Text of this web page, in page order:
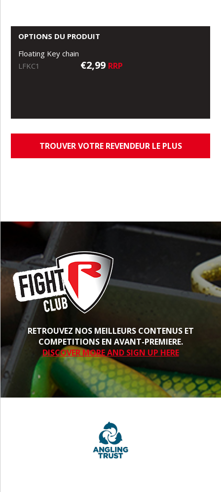
OPTIONS DU PRODUIT
Floating Key chain
LFKC1
€2,99 RRP
TROUVER VOTRE REVENDEUR LE PLUS
RETROUVEZ NOS MEILLEURS CONTENUS ET
COMPETITIONS EN AVANT-PREMIERE.
DISCOVER MORE AND SIGN UP HERE